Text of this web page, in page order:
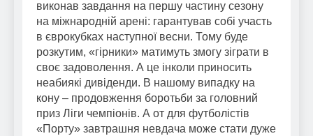
виконав завдання на першу частину сезону
на міжнародній арені: гарантував собі участь
в єврокубках наступної весни. Тому буде
розкутим, «гірники» матимуть змогу зіграти в
своє задоволення. А це інколи приносить
неабиякі дивіденди. В нашому випадку на
кону – продовження боротьби за головний
приз Ліги чемпіонів. А от для футболістів
«Порту» завтрашня невдача може стати дуже